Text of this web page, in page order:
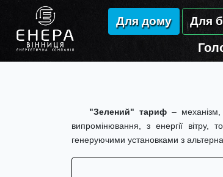
Для дому Для
"Зелений" тариф– механізм,
випромінювання, з енергії вітру,
генеруючими установками з